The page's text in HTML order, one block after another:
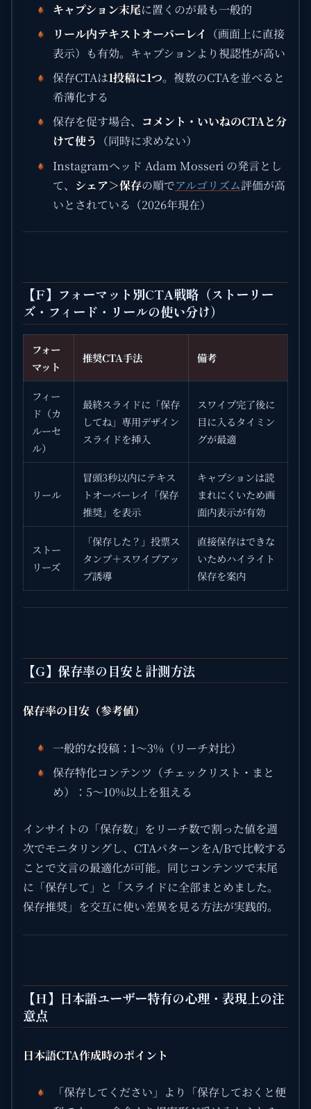
キャプション末尾に置くのが最も一般的
リール内テキストオーバーレイ
（画面上に直接
表示）も有効。キャプションより視認性が高い
保存CTAは1投稿に1つ。複数のCTAを並べると
希薄化する
保存を促す場合、 コメント・いいねのCTAと分
けて使う （同時に求めない）
Instagramヘッド Adam Mosseri の発言とし
て、 シェア＞保存の順でアルゴリズム評価が高
いとされている（2026年現在）
【F】フォーマット別CTA戦略（ストーリー
ズ・フィード・リールの使い分け）
フォー
マット
推奨CTA手法 備考
フィー
ド（カ
ルーセ
ル）
最終スライドに「保存
してね」専用デザイン
スライドを挿入
スワイプ完了後に
目に入るタイミン
グが最適
リール
冒頭3秒以内にテキス
トオーバーレイ「保存
推奨」を表示
キャプションは読
まれにくいため画
面内表示が有効
ストー
リーズ
「保存した？」投票ス
タンプ＋スワイプアッ
プ誘導
直接保存はできな
いためハイライト
保存を案内
【G】保存率の目安と計測方法
保存率の目安（参考値）
一般的な投稿：1〜3%（リーチ対比）
保存特化コンテンツ（チェックリスト・まと
め）：5〜10%以上を狙える
インサイトの「保存数」をリーチ数で割った値を週
次でモニタリングし、CTAパターンをA/Bで比較する
ことで文言の最適化が可能。同じコンテンツで末尾
に「保存して」と「スライドに全部まとめました。
保存推奨」を交互に使い差異を見る方法が実践的。
【H】日本語ユーザー特有の心理・表現上の注
意点
日本語CTA作成時のポイント
「保存してください」より「保存しておくと便